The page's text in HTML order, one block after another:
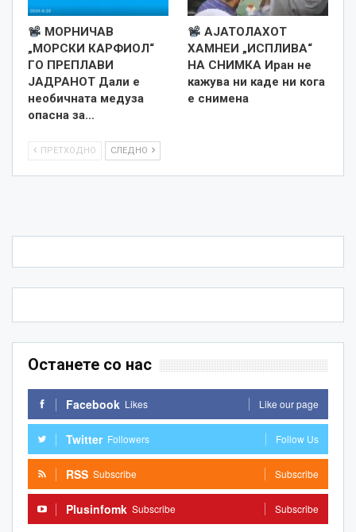
МОРНИЧАВ
„МОРСКИ КАРФИОЛ“
ГО ПРЕПЛАВИ
ЈАДРАНОТ Дали е
необичната медуза
опасна за…
АЈАТОЛАХОТ
ХАМНЕИ „ИСПЛИВА“
НА СНИМКА Иран не
кажува ни каде ни кога
е снименa
ПРЕТХОДНО СЛЕДНО
Останете со нас
Facebook Likes Like our page
Twitter Followers Follow Us
RSS Subscribe Subscribe
Plusinfomk Subscribe Subscribe